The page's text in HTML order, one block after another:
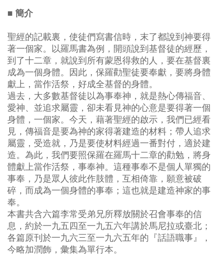
■ 簡介
聖經的記載裏，使徒們寫書信時，末了都說到神要得
著一個家。以羅馬書為例，開頭說到基督徒的經歷，
到了十二章，就說到所有蒙恩得救的人，要在基督裏
成為一個身體。因此，保羅勸聖徒要奉獻，要將身體
獻上，當作活祭，好成全基督的身體。
過去，大多數基督徒以為事奉神，就是熱心傳福音、
愛神、並追求屬靈，卻未看見神的心意是要得著一個
身體，一個家。今天，藉著聖經的啟示，我們已經看
見，傳福音是要為神的家得著建造的材料；帶人追求
屬靈，受造就，乃是要使材料經過一番對付，適於建
造。為此，我們要照保羅在羅馬十二章的勸勉，將身
體獻上當作活祭，事奉神。這種事奉不是個人單獨的
事奉，乃是眾人彼此作肢體，互相倚靠，願意被破
碎，而成為一個身體的事奉；這也就是建造神家的事
奉。
本書共含六篇李常受弟兄所釋放關於召會事奉的信
息，約於一九五四至一九五六年講於馬尼拉或臺北；
各篇原刊於一九六三至一九六五年的『話語職事』，
今略加潤飾，彙集為單行本。